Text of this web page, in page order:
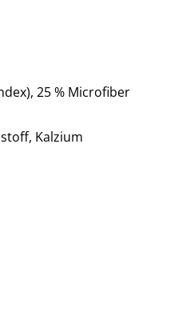
25 % Microfiber
Kalzium